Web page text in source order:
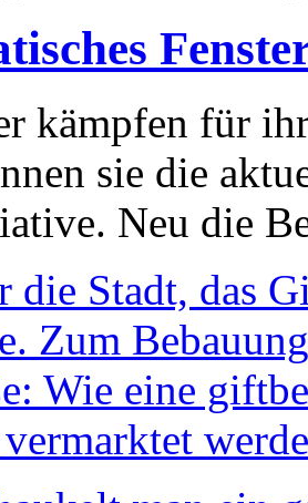
kämpfen für
sie die
Neu die
die Stadt, das
Zum
Wie eine